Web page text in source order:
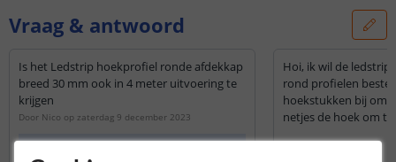
Vraag & antwoord
Is het Ledstrip hoekprofiel ronde afdekkap
breed 30 mm ook in 4 meter uitvoering te
krijgen
Door Nico op zaterdag 9 december 2023
Helaas is enkelde smalle variant
Hoi, ik wil de
rond profielen
hoekstukken bij om
netjes de hoek om